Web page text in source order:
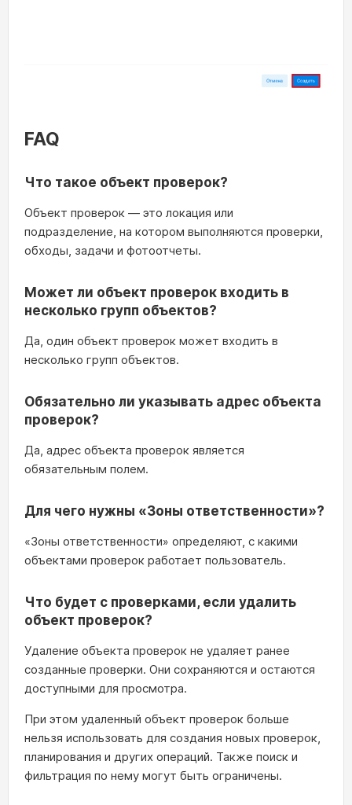
FAQ
Что такое объект проверок?
Объект проверок — это локация или
подразделение, на котором выполняются проверки,
обходы, задачи и фотоотчеты.
Может ли объект проверок входить в
несколько групп объектов?
Да, один объект проверок может входить в
несколько групп объектов.
Обязательно ли указывать адрес объекта
проверок?
Да, адрес объекта проверок является
обязательным полем.
Для чего нужны «Зоны ответственности»?
«Зоны ответственности» определяют, с какими
объектами проверок работает пользователь.
Что будет с проверками, если удалить
объект проверок?
Удаление объекта проверок не удаляет ранее
созданные проверки. Они сохраняются и остаются
доступными для просмотра.
При этом удаленный объект проверок больше
нельзя использовать для создания новых проверок,
планирования и других операций. Также поиск и
фильтрация по нему могут быть ограничены.